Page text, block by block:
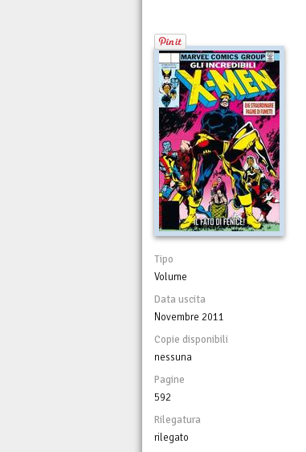
Tipo
Volume
Data uscita
Novembre 2011
Copie disponibili
nessuna
Pagine
592
Rilegatura
rilegato